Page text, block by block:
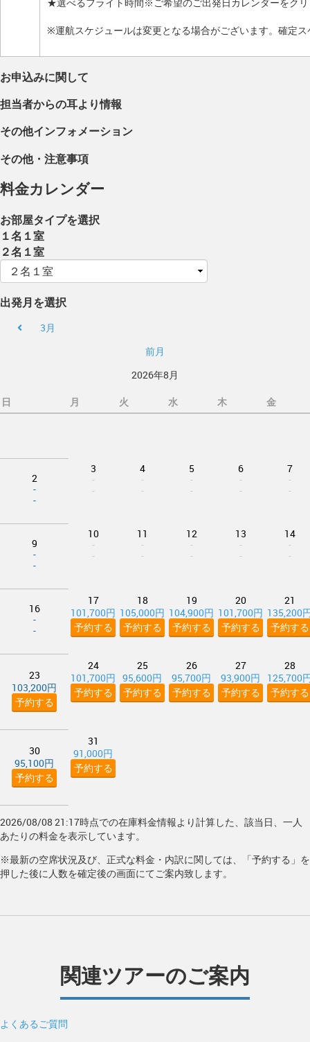
※運航スケジュールは変更となる場合がございます。確定
お申込みに関して
担当者からの耳より情報
その他インフォメーション
その他・注意事項
料金カレンダー
お部屋タイプを選択
１名１室
２名１室
出発月を選択
3月
前月
2026年8月
日 月 火 水 木 金
2
-
-
3
-
-
4
-
-
5
-
-
6
-
-
7
-
-
9
-
-
10
-
-
11
-
-
12
-
-
13
-
-
14
-
-
16
-
-
17
101,700円
予約する
18
105,000円
予約する
19
104,900円
予約する
20
101,700円
予約する
21
135,200
予約する
23
103,200円
予約する
24
101,700円
予約する
25
95,600円
予約する
26
95,700円
予約する
27
93,900円
予約する
28
125,700
予約する
30
95,100円
予約する
31
91,000円
予約する
2026/08/08 21:17時点での在庫料金情報より計算した、該当日、一人
あたりの料金を表示しています。
※最新の空席状況及び、正式な料金・内訳に関しては、「予約する」を
押した後に人数を確定後の画面にてご案内致します。
関連ツアーのご案内
よくあるご質問